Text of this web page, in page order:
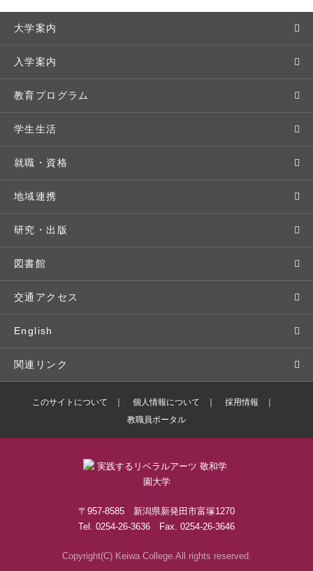
大学案内
敬和学園大学とは
学長メッセージ
教育理念・方針・取り組み
キャンパス・施設設備
交通アクセス
基本情報・情報公開
広報・公聴
入学案内
入学者選抜
オープンキャンパス
Webオープンキャンパス
個別相談（来学・オンライン）
特待生（入学者向け）
パンフレット・資料請求
入学予定者の皆さま
教育プログラム
学部・学科
地域実践
留学プログラム
語学プログラム
教職課程
教員紹介
学修支援の体制
学生生活
キャンパスライフ
年間スケジュール
クラブ・サークル
大学周辺マップ
学生寮
学生支援制度
奨学金・特待生（在学生向け）
就職・資格
就職・進路サポート
資格取得
公務員試験対策
就職実績
社会で活躍する卒業生
地域連携
地域との連携
生涯学習
科目等履修生
社会人・シニア入学
施設・設備の貸し出し
研究・出版
研究者・研究分野
人文社会科学研究所
情報メディア研究所
研究論文
出版物
図書館
交通アクセス
English
関連リンク
バドミントン部ブログ
敬和学園高等学校
このサイトについて 個人情報について
採用情報
教職員ポータル
〒957-8585 新潟県新発田市富塚1270
Tel. 0254-26-3636 Fax. 0254-26-3646
Copyright(C) Keiwa College.All rights reserved.